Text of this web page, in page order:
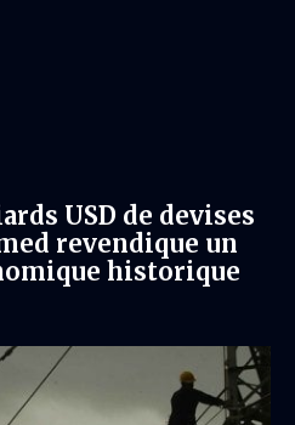
USD de devises
revendique un
historique